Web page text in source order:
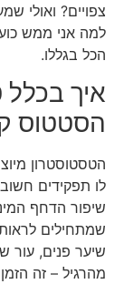
צפויים? ואולי
למה אני ממש
הכל בגללו.
איך
הסטטוס
הטסטוסטרון
לו תפקידים
שיפור הדחף
שמתחילים
שיער פנים, עור
מהרגיל – זה